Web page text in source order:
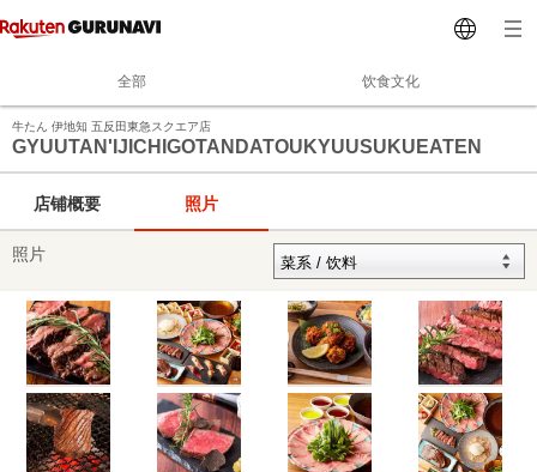
全部 饮食文化
牛たん 伊地知 五反田東急スクエア店
GYUUTAN'IJICHIGOTANDATOUKYUUSUKUEATEN
店铺概要 照片
照片